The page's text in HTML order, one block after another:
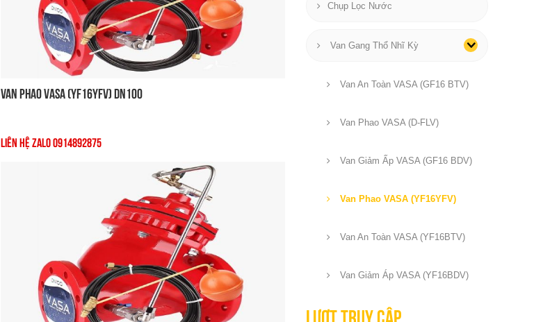
Van Phao VASA (YF16YFV) DN100
Liên Hệ Zalo 0914892875
Chụp Lọc Nước
Van Gang Thổ Nhĩ Kỳ
Van An Toàn VASA (GF16 BTV)
Van Phao VASA (D-FLV)
Van Giảm Ấp VASA (GF16 BDV)
Van Phao VASA (YF16YFV)
Van An Toàn VASA (YF16BTV)
Van Giảm Áp VASA (YF16BDV)
Lượt truy cập